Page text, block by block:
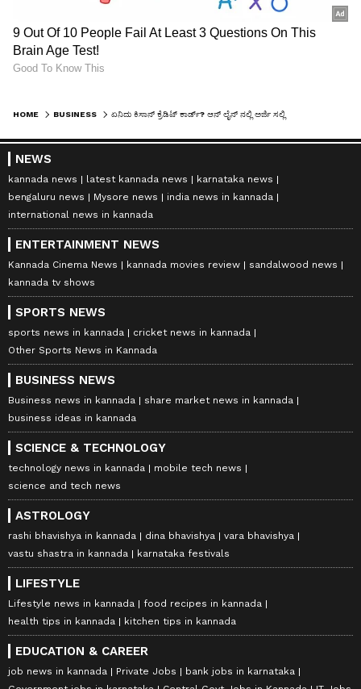
HOME BUSINESS
NEWS
kannada news latest kannada news
karnataka news
bengaluru news
Mysore news
india news in kannada
international news in kannada
ENTERTAINMENT NEWS
Kannada Cinema News kannada movies review
sandalwood news
kannada tv shows
SPORTS NEWS
sports news in kannada
cricket news in kannada
Other Sports News in Kannada
BUSINESS NEWS
Business news in kannada
share market news in kannada
business ideas in kannada
SCIENCE & TECHNOLOGY
technology news in kannada
mobile tech news
science and tech news
ASTROLOGY
rashi bhavishya in kannada dina bhavishya
vara bhavishya
vastu shastra in kannada
karnataka festivals
LIFESTYLE
Lifestyle news in kannada
food recipes in kannada
health tips in kannada
kitchen tips in kannada
EDUCATION & CAREER
job news in kannada Private Jobs
bank jobs in karnataka